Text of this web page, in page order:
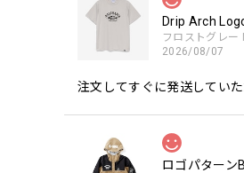
Drip Arch
フロストグレー
2026/08/07
注文してすぐに発送してい
ロゴパターン